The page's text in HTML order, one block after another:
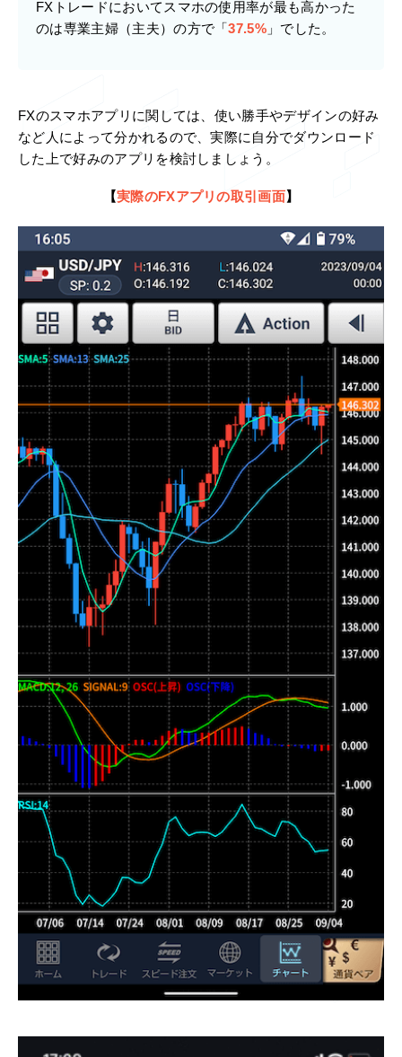
FXトレードにおいてスマホの使用率が最も高かった
のは専業主婦（主夫）の方で「37.5%」でした。
FXのスマホアプリに関しては、使い勝手やデザインの好み
など人によって分かれるので、実際に自分でダウンロード
した上で好みのアプリを検討しましょう。
【実際のFXアプリの取引画面】